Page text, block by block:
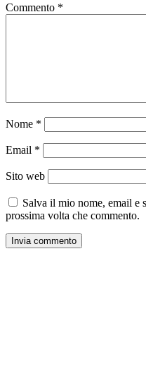
Commento *
Nome *
Email *
Sito web
Salva il mio nome, email e
prossima volta che commento.